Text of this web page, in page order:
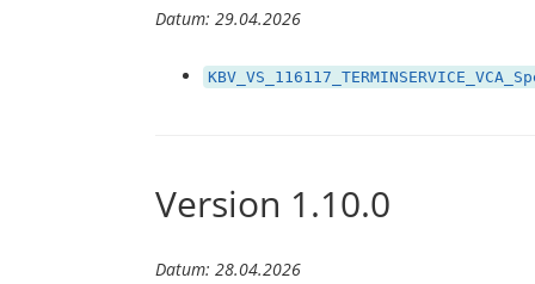
Datum: 29.04.2026
Version 1.10.0
Datum: 28.04.2026